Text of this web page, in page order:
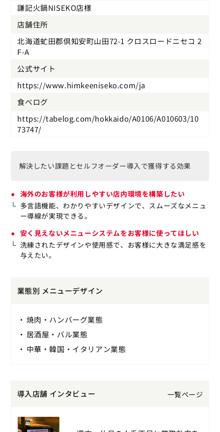
謙記火鍋NISEKO店様
店舗住所
北海道虻田郡倶知安町山田72-1 クロスロードニセコ 2
F-A
公式サイト
https://www.himkeeniseko.com/ja
食べログ
https://tabelog.com/hokkaido/A0106/A010603/10
73747/
解決したい課題とセルフオーダー導入で獲得する効果
海外のお客様が利用しやすい店内環境を構築したい
多言語機能、わかりやすいデザインで、スムーズなメニュ
ー導線が実現できる。
安く見えないメニューシステムをお客様に使ってほしい
洗練されたデザインや使用感で、お客様に大きな満足感を
与えたい。
業態別 メニューデザイン
焼肉・ハンバーグ業態
居酒屋・バル業態
中華・韓国・イタリアン業態
導入店舗 インタビュー 一覧ページ